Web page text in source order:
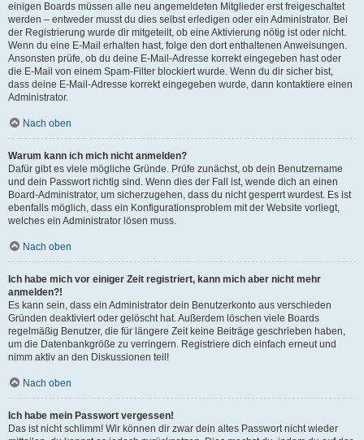
einigen Boards müssen alle neu angemeldeten Mitglieder erst freigeschaltet
werden – entweder musst du dies selbst erledigen oder ein Administrator. Bei
der Registrierung wurde dir mitgeteilt, ob eine Aktivierung nötig ist oder nicht.
Wenn du eine E-Mail erhalten hast, folge den dort enthaltenen Anweisungen.
Ansonsten prüfe, ob du deine E-Mail-Adresse korrekt eingegeben hast oder
die E-Mail von einem Spam-Filter blockiert wurde. Wenn du dir sicher bist,
dass deine E-Mail-Adresse korrekt eingegeben wurde, dann kontaktiere einen
Administrator.
Nach oben
Warum kann ich mich nicht anmelden?
Dafür gibt es viele mögliche Gründe. Prüfe zunächst, ob dein Benutzername
und dein Passwort richtig sind. Wenn dies der Fall ist, wende dich an einen
Board-Administrator, um sicherzugehen, dass du nicht gesperrt wurdest. Es ist
ebenfalls möglich, dass ein Konfigurationsproblem mit der Website vorliegt,
welches ein Administrator lösen muss.
Nach oben
Ich habe mich vor einiger Zeit registriert, kann mich aber nicht mehr
anmelden?!
Es kann sein, dass ein Administrator dein Benutzerkonto aus verschieden
Gründen deaktiviert oder gelöscht hat. Außerdem löschen viele Boards
regelmäßig Benutzer, die für längere Zeit keine Beiträge geschrieben haben,
um die Datenbankgröße zu verringern. Registriere dich einfach erneut und
nimm aktiv an den Diskussionen teil!
Nach oben
Ich habe mein Passwort vergessen!
Das ist nicht schlimm! Wir können dir zwar dein altes Passwort nicht wieder